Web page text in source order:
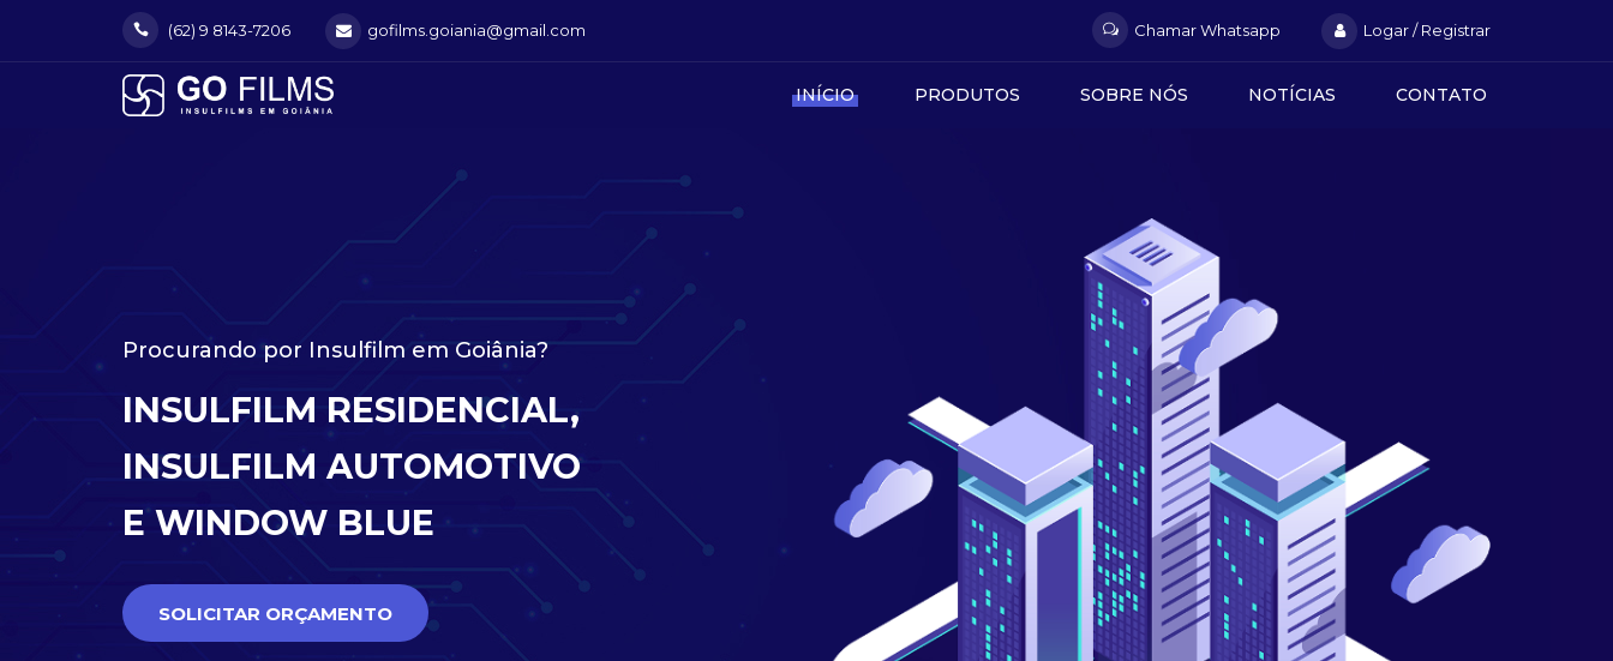
(62) 9 8143-7206 gofilms.goiania@gmail.com Chamar Whatsapp Logar / Registrar
INÍCIO PRODUTOS SOBRE NÓS NOTÍCIAS CONTATO
Procurando por Insulfilm em Goiânia?
INSULFILM RESIDENCIAL,
INSULFILM AUTOMOTIVO
E WINDOW BLUE
SOLICITAR ORÇAMENTO